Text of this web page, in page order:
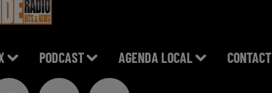
PODCAST AGENDA LOCAL CONTACT